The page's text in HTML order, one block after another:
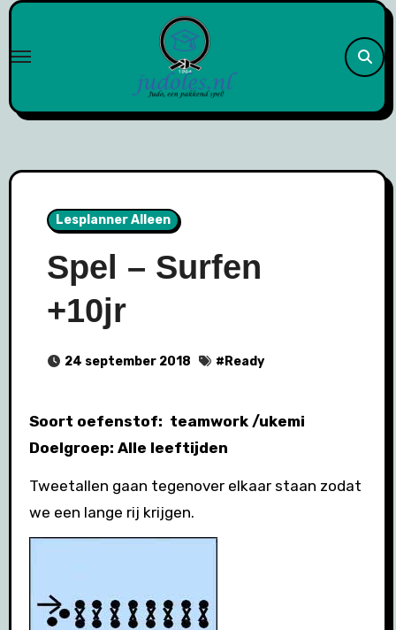
Naar
inhoud
Lesplanner Alleen
Spel – Surfen
+10jr
24 september 2018 # Ready
Soort oefenstof: teamwork /ukemi
Doelgroep: Alle leeftijden
Tweetallen gaan tegenover elkaar staan zodat
we een lange rij krijgen.